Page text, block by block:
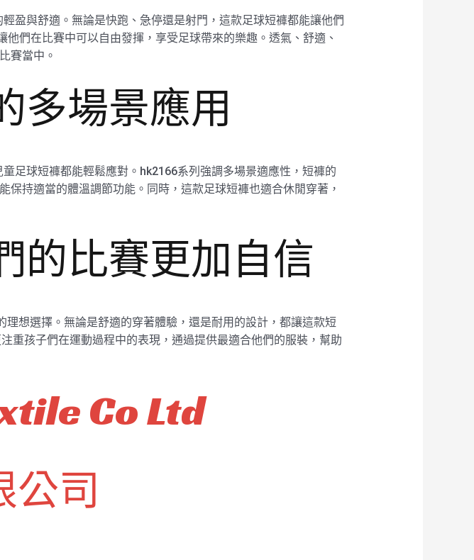
盈與舒適。無論是快跑、急停還是射門，這款足球短褲都能讓他們
們在比賽中可以自由發揮，享受足球帶來的樂趣。透氣、舒適、
賽當中。
多場景應用
足球短褲都能輕鬆應對。hk2166系列強調多場景適應性，短褲的
持適當的體溫調節功能。同時，這款足球短褲也適合休閒穿著，
的比賽更加自信
想選擇。無論是舒適的穿著體驗，還是耐用的設計，都讓這款短
重孩子們在運動過程中的表現，通過提供最適合他們的服裝，幫助
Co Ltd
公司